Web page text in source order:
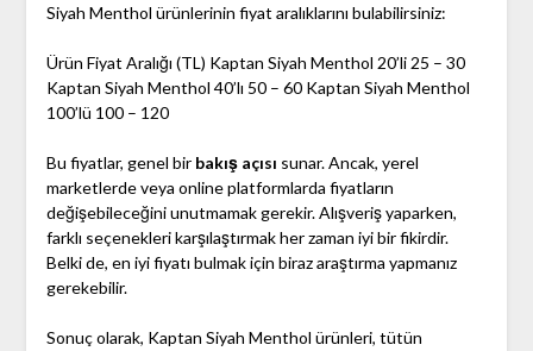
Siyah Menthol ürünlerinin fiyat aralıklarını bulabilirsiniz:
Ürün Fiyat Aralığı (TL) Kaptan Siyah Menthol 20’li 25 – 30
Kaptan Siyah Menthol 40’lı 50 – 60 Kaptan Siyah Menthol
100’lü 100 – 120
Bu fiyatlar, genel bir bakış açısı sunar. Ancak, yerel
marketlerde veya online platformlarda fiyatların
değişebileceğini unutmamak gerekir. Alışveriş yaparken,
farklı seçenekleri karşılaştırmak her zaman iyi bir fikirdir.
Belki de, en iyi fiyatı bulmak için biraz araştırma yapmanız
gerekebilir.
Sonuç olarak, Kaptan Siyah Menthol ürünleri, tütün